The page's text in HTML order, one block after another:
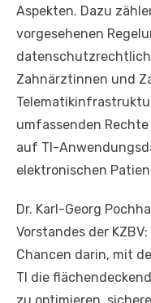
Aspekten. Dazu
vorgesehenen
Zahnärztinnen und
umfassenden
auf TI-
elektronischen
Dr. Karl-Georg
Vorstandes der
Chancen darin, mit
TI die